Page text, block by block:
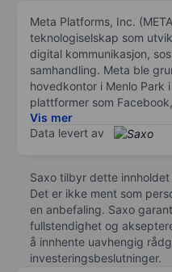
Meta Platforms, Inc.
teknologiselskap som
digital kommunikasjon,
samhandling. Meta ble
hovedkontor i Menlo Park
plattformer som
Messenger, som betjener
verden.
digital annonsering på
I tillegg til plattformene
maskin- og programvare
utvidet virkelighet (AR)
Dette inkluderer
av immersive computing-
Vis mer
Data levert av
Saxo tilbyr dette
Det er ikke ment som
en anbefaling. Saxo
fullstendighet og
å innhente uavhengig
investeringsbeslutninger.